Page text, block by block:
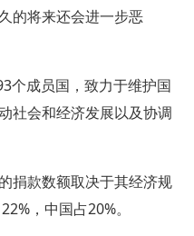
的将来还会进一步恶
个成员国，致力于维护国
社会和经济发展以及协调
捐款数额取决于其经济规
，中国占20%。